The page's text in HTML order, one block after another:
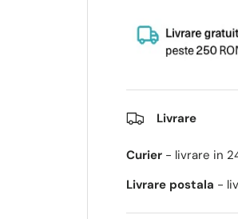
Livrare
Curier - livrare in
Livrare postala -